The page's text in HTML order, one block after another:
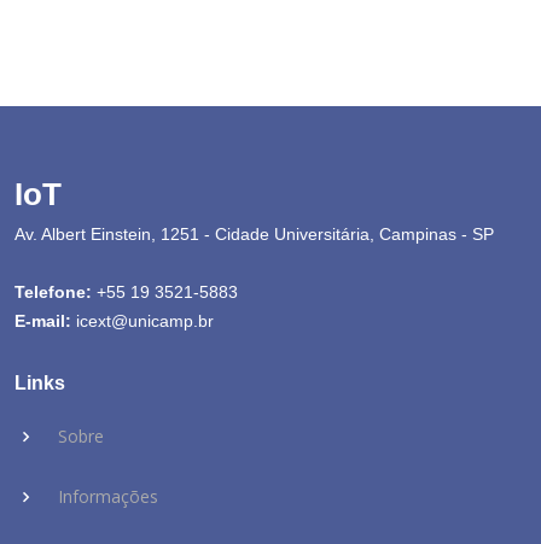
IoT
Av. Albert Einstein, 1251 - Cidade Universitária, Campinas - SP
Telefone: +55 19 3521-5883
E-mail: icext@unicamp.br
Links
Sobre
Informações